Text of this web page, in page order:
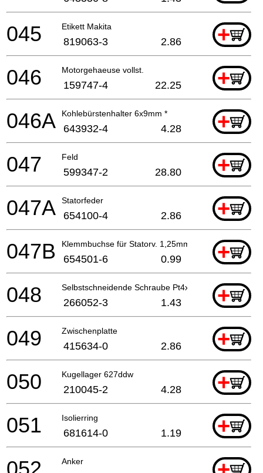
Etikett Makita +
045 819063-3 2.86
Motorgehaeuse vollst. +
046 159747-4 22.25
Kohlebürstenhalter 6x9mm * +
046A 643932-4 4.28
Feld +
047 599347-2 28.80
Statorfeder +
047A 654100-4 2.86
Klemmbuchse für Statorv. 1,25mm +
047B 654501-6 0.99
Selbstschneidende Schraube Pt4x60 +
048 266052-3 1.43
Zwischenplatte +
049 415634-0 2.86
Kugellager 627ddw +
050 210045-2 4.28
Isolierring +
051 681614-0 1.19
Anker